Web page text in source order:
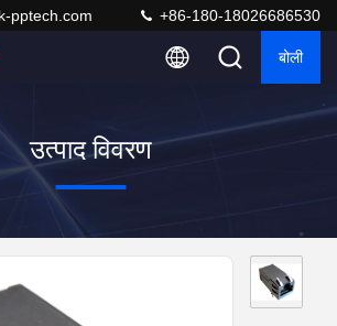
pptech.com +86-180-18026686530
बोली
उत्पाद विवरण